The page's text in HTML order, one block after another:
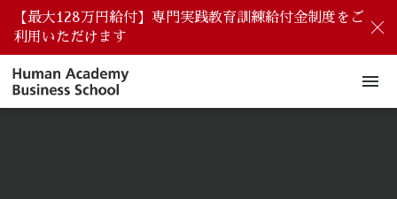
【最大128万円給付】専門実践教育訓練給付金制度をご
利用いただけます
menu